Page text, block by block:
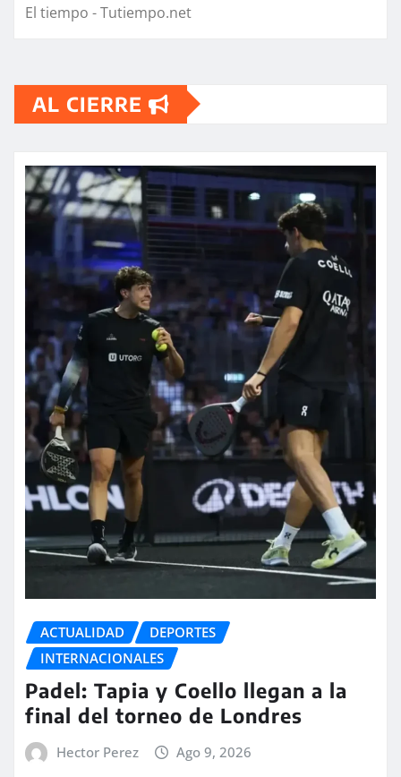
El tiempo - Tutiempo.net
AL CIERRE
ACTUALIDAD
DEPORTES
INTERNACIONALES
Padel: Tapia y Coello llegan a la
final del torneo de Londres
Hector Perez Ago 9, 2026